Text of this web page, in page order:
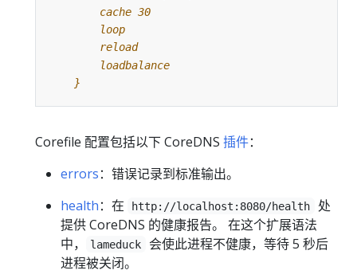
    }
Corefile 配置包括以下 CoreDNS 插件：
errors：错误记录到标准输出。
health：在 http://localhost:8080/health
处
提供 CoreDNS 的健康报告。 在这个扩展语法
中，
lameduck
会使此进程不健康，等待 5 秒后
进程被关闭。